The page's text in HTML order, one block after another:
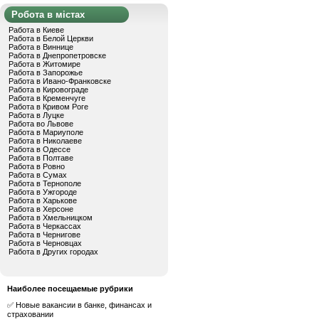
Робота в містах
Работа в Киеве
Работа в Белой Церкви
Работа в Виннице
Работа в Днепропетровске
Работа в Житомире
Работа в Запорожье
Работа в Ивано-Франковске
Работа в Кировограде
Работа в Кременчуге
Работа в Кривом Роге
Работа в Луцке
Работа во Львове
Работа в Мариуполе
Работа в Николаеве
Работа в Одессе
Работа в Полтаве
Работа в Ровно
Работа в Сумах
Работа в Тернополе
Работа в Ужгороде
Работа в Харькове
Работа в Херсоне
Работа в Хмельницком
Работа в Черкассах
Работа в Чернигове
Работа в Черновцах
Работа в Других городах
Наиболее посещаемые рубрики
✅ Новые вакансии в банке, финансах и
страховании